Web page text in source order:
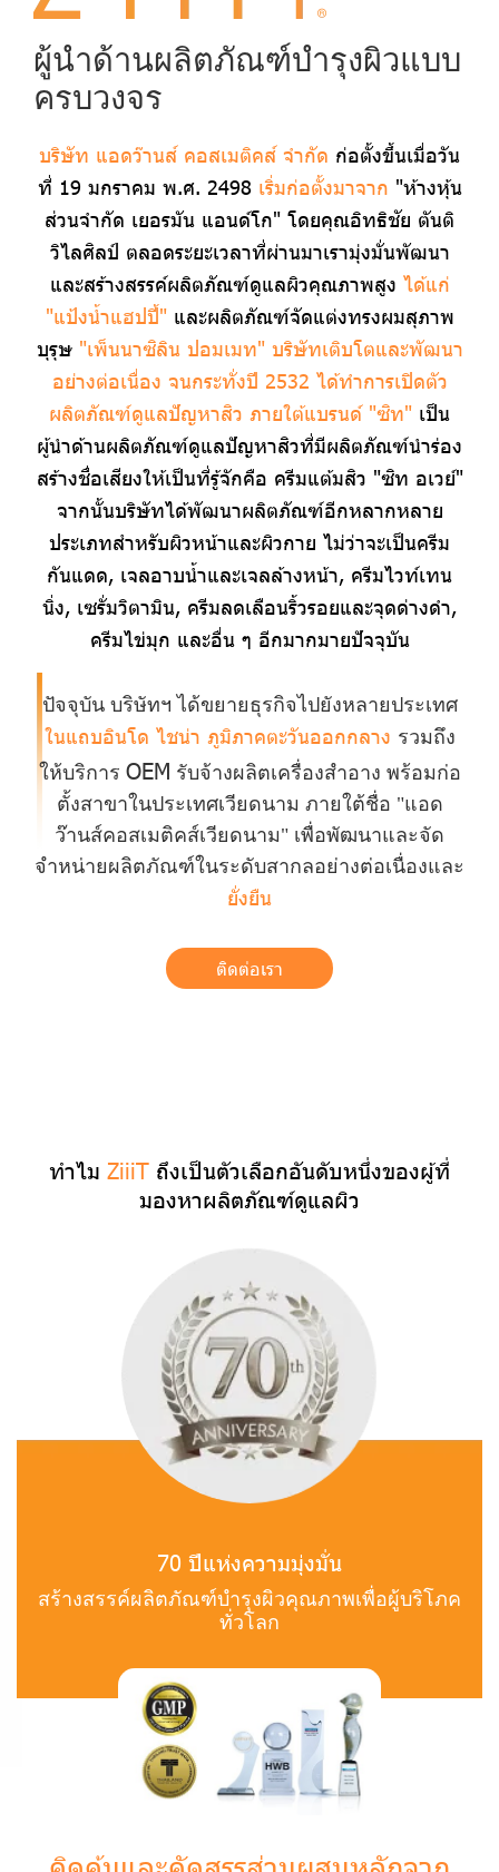
ผู้นำด้านผลิตภัณฑ์บำรุงผิวแบบ
ครบวงจร
บริษัท แอดว๊านส์ คอสเมติคส์ จำกัด ก่อตั้งขึ้นเมื่อวัน
ที่ 19 มกราคม พ.ศ. 2498เริ่มก่อตั้งมาจาก "ห้างหุ้น
ส่วนจำกัด เยอรมัน แอนด์โก" โดยคุณอิทธิชัย ตันติ
วิไลศิลป์ ตลอดระยะเวลาที่ผ่านมาเรา มุ่งมั่นพัฒนา
และสร้างสรรค์ผลิตภัณฑ์ดูแลผิวคุณภาพสูง ได้แก่
"แป้งน้ำแฮปปี้" และผลิตภัณฑ์ จัดแต่งทรงผมสุภาพ
บุรุษ "เพ็นนาซิลิน ปอมเมท" บริษัทเติบโตและพัฒนา
อย่างต่อเนื่อง จนกระทั่ง ปี 2532 ได้ทำการเปิดตัว
ผลิตภัณฑ์ดูแลปัญหาสิว ภายใต้แบรนด์ "ซิท" เป็น
ผู้นำด้านผลิตภัณฑ์ ดูแลปัญหาสิวที่มีผลิตภัณฑ์นำร่อง
สร้างชื่อเสียงให้เป็นที่รู้จักคือ ครีมแต้มสิว "ซิท อเวย์"
จากนั้นบริษัทได้พัฒนาผลิตภัณฑ์อีกหลากหลาย
ประเภทสำหรับผิวหน้าและผิวกาย ไม่ว่าจะเป็นครีม
กันแดด, เจลอาบน้ำและเจลล้างหน้า, ครีมไวท์เทน
นิ่ง, เซรั่มวิตามิน, ครีมลดเลือนริ้วรอยและจุดด่างดำ,
ครีมไข่มุก และอื่น ๆ อีกมากมายปัจจุบัน
ปัจจุบัน บริษัทฯ ได้ขยายธุรกิจไปยังหลายประเทศ
ในแถบอินโด ไชน่า ภูมิภาคตะวันออกกลาง รวมถึง
ให้บริการ OEM รับจ้างผลิตเครื่องสำอาง พร้อมก่อ
ตั้งสาขาในประเทศเวียดนาม ภายใต้ชื่อ "แอด
ว๊านส์คอสเมติคส์เวียดนาม" เพื่อพัฒนาและจัด
จำหน่ายผลิตภัณฑ์ในระดับสากลอย่างต่อเนื่องและ
ยั่งยืน
ติดต่อเรา
ทำไม ZiiiT ถึงเป็นตัวเลือกอันดับหนึ่งของผู้ที่
มองหาผลิตภัณฑ์ดูแลผิว
70 ปีแห่งความมุ่งมั่น
สร้างสรรค์ผลิตภัณฑ์บำรุงผิวคุณภาพเพื่อผู้บริโภค
ทั่วโลก